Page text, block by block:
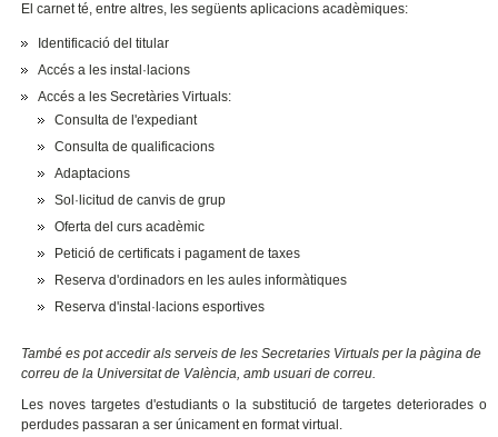
El carnet té, entre altres, les següents aplicacions acadèmiques:
Identificació del titular
Accés a les instal·lacions
Accés a les Secretàries Virtuals:
Consulta de l'expediant
Consulta de qualificacions
Adaptacions
Sol·licitud de canvis de grup
Oferta del curs acadèmic
Petició de certificats i pagament de taxes
Reserva d'ordinadors en les aules informàtiques
Reserva d'instal·lacions esportives
També es pot accedir als serveis de les Secretaries Virtuals per la pàgina de
correu de la Universitat de València, amb usuari de correu.
Les noves targetes d'estudiants o la substitució de targetes deteriorades o
perdudes passaran a ser únicament en format virtual.